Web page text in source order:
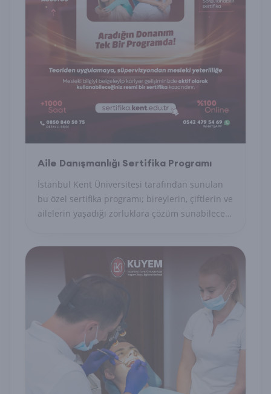
Aile Danışmanlığı Sertifika Programı
İstanbul Kent Üniversitesi tarafından sunulan
bu özel sertifika programı; bireylerin, çiftlerin ve
ailelerin yaşadığı zorluklara çözüm sunabilecek